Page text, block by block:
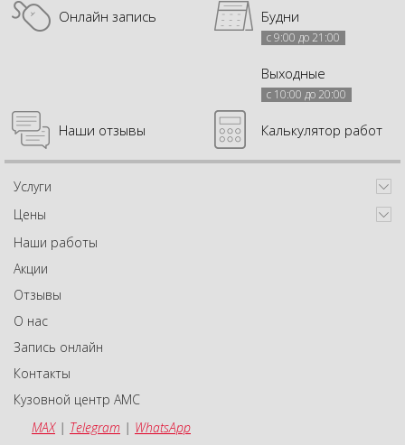
Онлайн запись Будни
с 9:00 до 21:00
Выходные
с 10:00 до 20:00
Наши отзывы Калькулятор работ
Услуги
Цены
Наши работы
Акции
Отзывы
О нас
Запись онлайн
Контакты
Кузовной центр АМС
MAX| Telegram | WhatsApp